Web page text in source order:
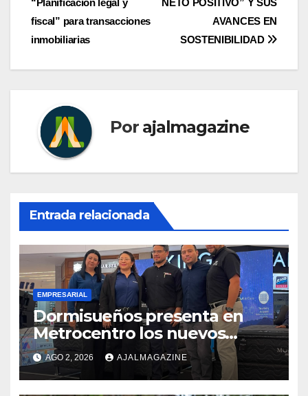
entradas
NETO POSITIVO” Y SUS
AVANCES EN
SOSTENIBILIDAD
“Planificación legal y
fiscal” para transacciones
inmobiliarias
Por ajalmagazine
Entrada relacionada
EMPRESARIAL
Dormisueños presenta en
Metrocentro los nuevos
modelos Muna Care de
Comfort Life: Innovación y
calidad en descanso
AGO 2, 2026 AJALMAGAZINE